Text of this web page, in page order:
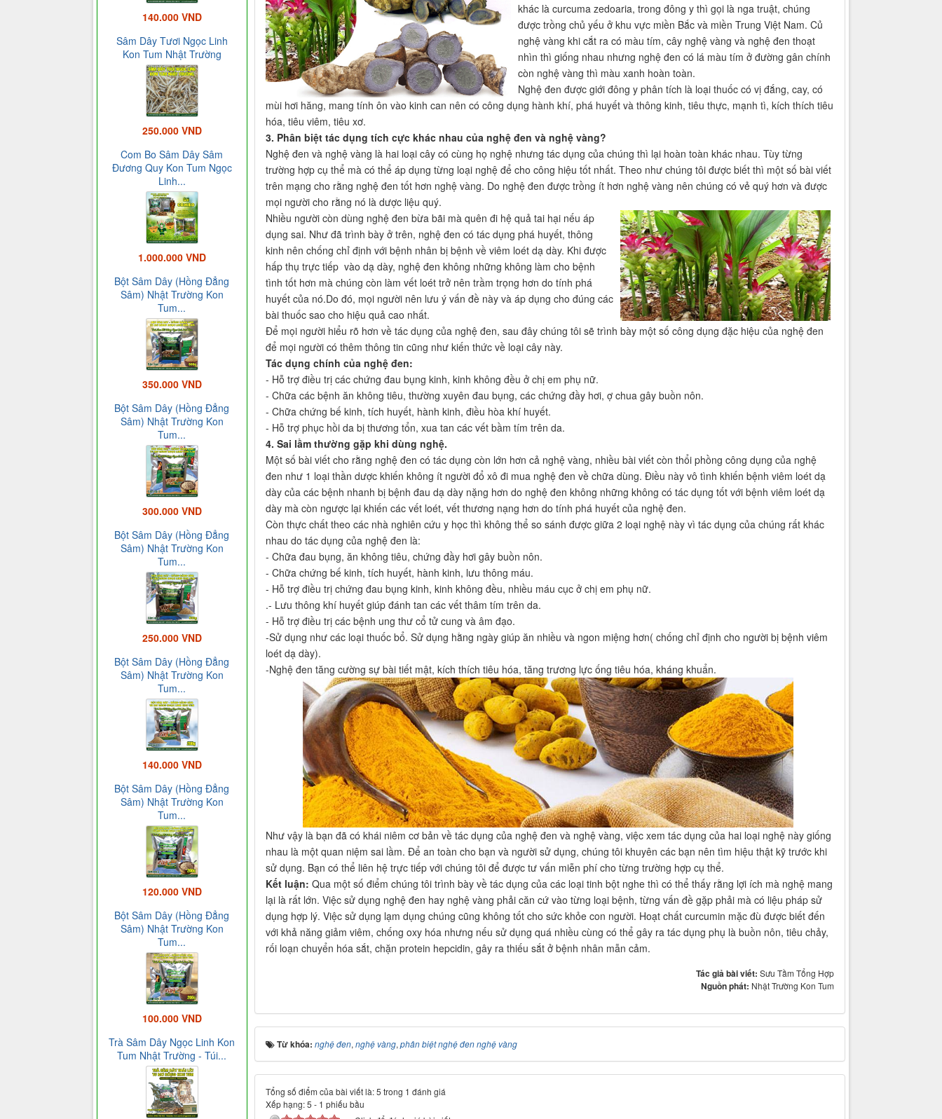
khác là curcuma zedoaria, trong đông y thì gọi là nga truật, chúng
được trồng chủ yếu ở khu vực miền Bắc và miền Trung Việt Nam. Củ
nghệ vàng khi cắt ra có màu tím, cây nghệ vàng và nghệ đen thoạt
nhìn thì giống nhau nhưng nghệ đen có lá màu tím ở đường gân chính
còn nghệ vàng thì màu xanh hoàn toàn.
Nghệ đen được giới đông y phân tích là loại thuốc có vị đắng, cay, có
mùi hơi hăng, mang tính ôn vào kinh can nên có công dụng hành khí, phá huyết và thông kinh, tiêu thực, mạnh tì, kích thích tiêu
hóa, tiêu viêm, tiêu xơ.
3. Phân biệt tác dụng tích cực khác nhau của nghệ đen và nghệ vàng?
Nghệ đen và nghệ vàng là hai loại cây có cùng họ nghệ nhưng tác dụng của chúng thì lại hoàn toàn khác nhau. Tùy từng
trường hợp cụ thể mà có thể áp dụng từng loại nghệ để cho công hiệu tốt nhất. Theo như chúng tôi được biết thì một số bài viết
trên mạng cho rằng nghệ đen tốt hơn nghệ vàng. Do nghệ đen được trồng ít hơn nghệ vàng nên chúng có vẻ quý hơn và được
mọi người cho rằng nó là dược liệu quý.
Nhiều người còn dùng nghệ đen bừa bãi mà quên đi hệ quả tai hại nếu áp
dụng sai. Như đã trình bày ở trên, nghệ đen có tác dụng phá huyết, thông
kinh nên chống chỉ định với bệnh nhân bị bệnh về viêm loét dạ dày. Khi được
hấp thụ trực tiếp vào dạ dày, nghệ đen không những không làm cho bệnh
tình tốt hơn mà chúng còn làm vết loét trở nên trầm trọng hơn do tính phá
huyết của nó.Do đó, mọi người nên lưu ý vấn đề này và áp dụng cho đúng các
bài thuốc sao cho hiệu quả cao nhất.
Để mọi người hiểu rõ hơn về tác dụng của nghệ đen, sau đây chúng tôi sẽ trình bày một số công dụng đặc hiệu của nghệ đen
để mọi người có thêm thông tin cũng như kiến thức về loại cây này.
Tác dụng chính của nghệ đen:
- Hỗ trợ điều trị các chứng đau bụng kinh, kinh không đều ở chị em phụ nữ.
- Chữa các bệnh ăn không tiêu, thường xuyên đau bụng, các chứng đầy hơi, ợ chua gây buồn nôn.
- Chữa chứng bế kinh, tích huyết, hành kinh, điều hòa khí huyết.
- Hỗ trợ phục hồi da bị thương tổn, xua tan các vết bầm tím trên da.
4. Sai lầm thường gặp khi dùng nghệ.
Một số bài viết cho rằng nghệ đen có tác dụng còn lớn hơn cả nghệ vàng, nhiều bài viết còn thổi phồng công dụng của nghệ
đen như 1 loại thần dược khiến không ít người đổ xô đi mua nghệ đen về chữa dùng. Điều này vô tình khiến bệnh viêm loét dạ
dày của các bệnh nhanh bị bệnh đau dạ dày nặng hơn do nghệ đen không những không có tác dụng tốt với bệnh viêm loét dạ
dày mà còn ngược lại khiến các vết loét, vết thương nạng hơn do tính phá huyết của nghệ đen.
Còn thực chất theo các nhà nghiên cứu y học thì không thể so sánh được giữa 2 loại nghệ này vì tác dụng của chúng rất khác
nhau do tác dụng của nghệ đen là:
- Chữa đau bụng, ăn không tiêu, chứng đầy hơi gây buồn nôn.
- Chữa chứng bế kinh, tích huyết, hành kinh, lưu thông máu.
- Hỗ trợ điều trị chứng đau bụng kinh, kinh không đều, nhiều máu cục ở chị em phụ nữ.
.- Lưu thông khí huyết giúp đánh tan các vết thâm tím trên da.
- Hỗ trợ điều trị các bệnh ung thư cổ tử cung và âm đạo.
-Sử dụng như các loại thuốc bổ. Sử dụng hằng ngày giúp ăn nhiều và ngon miệng hơn( chống chỉ định cho người bị bệnh viêm
loét dạ dày).
-Nghệ đen tăng cường sự bài tiết mật, kích thích tiêu hóa, tăng trương lực ống tiêu hóa, kháng khuẩn.
Như vậy là bạn đã có khái niêm cơ bản về tác dụng của nghệ đen và nghệ vàng, việc xem tác dụng của hai loại nghệ này giống
nhau là một quan niệm sai lầm. Để an toàn cho bạn và người sử dụng, chúng tôi khuyên các bạn nên tìm hiệu thật kỹ trước khi
sử dụng. Bạn có thể liên hệ trực tiếp với chúng tôi để được tư vấn miễn phí cho từng trường hợp cụ thể.
Kết luận: Qua một số điểm chúng tôi trình bày về tác dụng của các loại tinh bột nghe thì có thể thấy rằng lợi ích mà nghệ mang
lại là rất lớn. Việc sử dụng nghệ đen hay nghệ vàng phải căn cứ vào từng loại bệnh, từng vấn đề gặp phải mà có liệu pháp sử
dụng hợp lý. Việc sử dụng lạm dụng chúng cũng không tốt cho sức khỏe con người. Hoạt chất curcumin mặc đù được biết đến
với khả năng giảm viêm, chống oxy hóa nhưng nếu sử dụng quá nhiều cùng có thể gây ra tác dụng phụ là buồn nôn, tiêu chảy,
rối loạn chuyển hóa sắt, chặn protein hepcidin, gây ra thiếu sắt ở bệnh nhân mẫn cảm.
Tác giả bài viết: Sưu Tầm Tổng Hợp
Nguồn phát: Nhật Trường Kon Tum
Từ khóa: nghệ đen, nghệ vàng, phân biệt nghệ đen nghệ vàng
Tổng số điểm của bài viết là: 5 trong 1 đánh giá
Xếp hạng:5 - 1 phiếu bầu
140.000 VND
Sâm Dây Tươi Ngọc Linh
Kon Tum Nhật Trường
250.000 VND
Com Bo Sâm Dây Sâm
Đương Quy Kon Tum Ngọc
Linh...
1.000.000 VND
Bột Sâm Dây (Hồng Đẳng
Sâm) Nhật Trường Kon
Tum...
350.000 VND
Bột Sâm Dây (Hồng Đẳng
Sâm) Nhật Trường Kon
Tum...
300.000 VND
Bột Sâm Dây (Hồng Đẳng
Sâm) Nhật Trường Kon
Tum...
250.000 VND
Bột Sâm Dây (Hồng Đẳng
Sâm) Nhật Trường Kon
Tum...
140.000 VND
Bột Sâm Dây (Hồng Đẳng
Sâm) Nhật Trường Kon
Tum...
120.000 VND
Bột Sâm Dây (Hồng Đẳng
Sâm) Nhật Trường Kon
Tum...
100.000 VND
Trà Sâm Dây Ngọc Linh Kon
Tum Nhật Trường - Túi...